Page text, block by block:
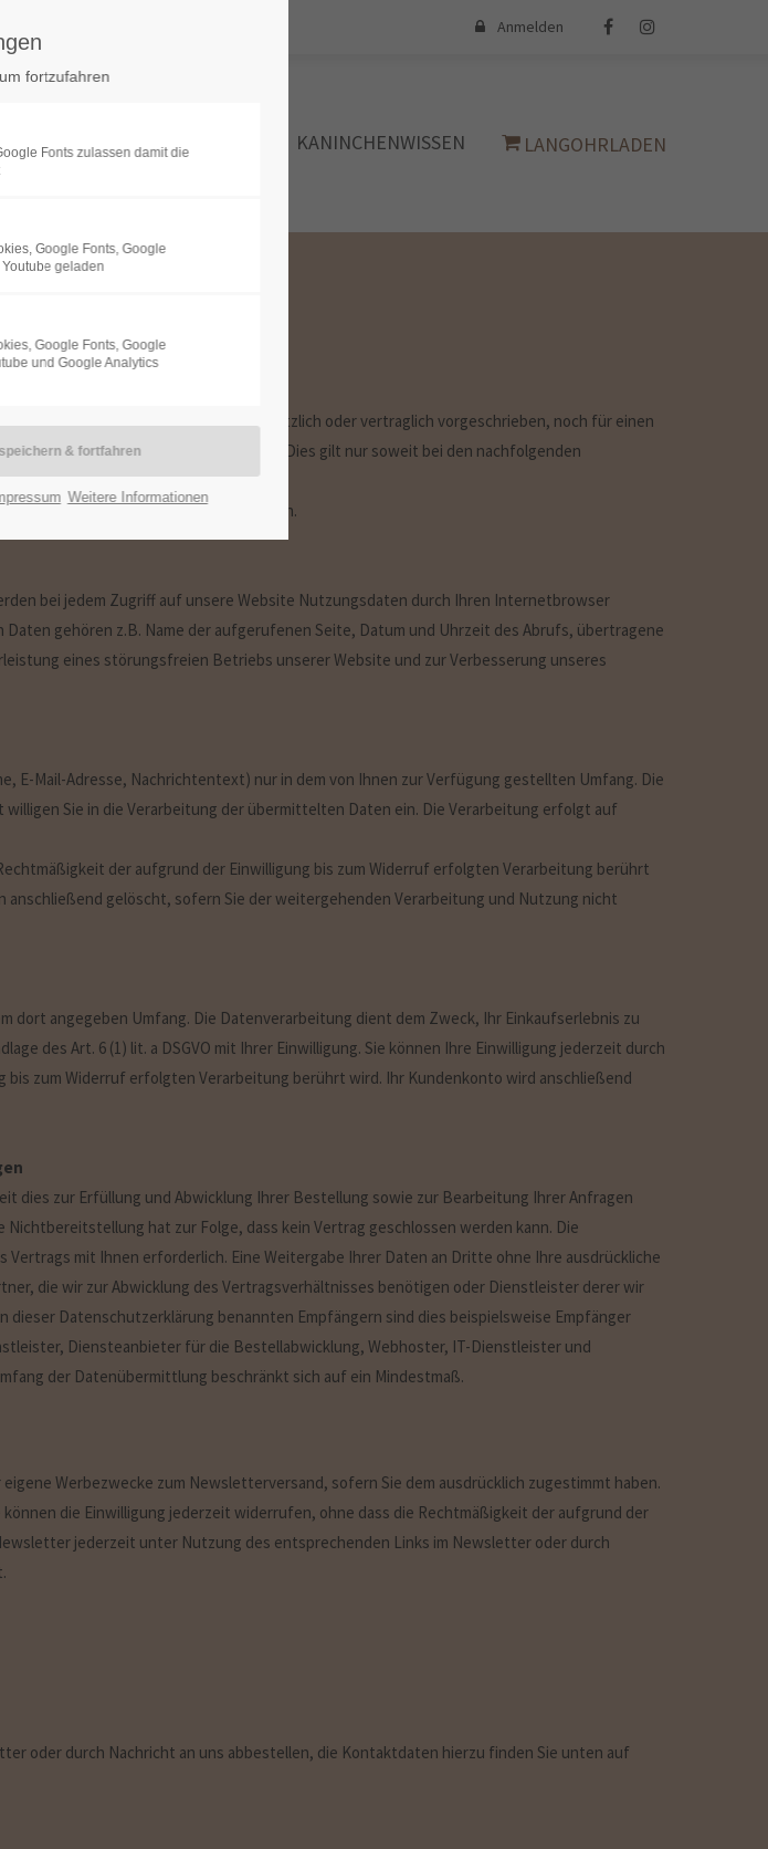
leider nicht.
Anmelden
LANGOHREN KANINCHENWISSEN LANGOHRLADEN
Daten weder gesetzlich oder vertraglich vorgeschrieben, noch für einen
Nichtbereitstellung hat keine Folgen. Dies gilt nur soweit bei den nachfolgenden
natürliche Person beziehen.
bei jedem Zugriff auf unsere Website Nutzungsdaten durch Ihren Internetbrowser
gehören z.B. Name der aufgerufenen Seite, Datum und Uhrzeit des Abrufs, übertragene
eines störungsfreien Betriebs unserer Website und zur Verbesserung unseres
E-Mail-Adresse, Nachrichtentext) nur in dem von Ihnen zur Verfügung gestellten Umfang. Die
Sie in die Verarbeitung der übermittelten Daten ein. Die Verarbeitung erfolgt auf
der aufgrund der Einwilligung bis zum Widerruf erfolgten Verarbeitung berührt
gelöscht, sofern Sie der weitergehenden Verarbeitung und Nutzung nicht
angegeben Umfang. Die Datenverarbeitung dient dem Zweck, Ihr Einkaufserlebnis zu
des Art. 6 (1) lit. a DSGVO mit Ihrer Einwilligung. Sie können Ihre Einwilligung jederzeit durch
zum Widerruf erfolgten Verarbeitung berührt wird. Ihr Kundenkonto wird anschließend
dies zur Erfüllung und Abwicklung Ihrer Bestellung sowie zur Bearbeitung Ihrer Anfragen
hat zur Folge, dass kein Vertrag geschlossen werden kann. Die
mit Ihnen erforderlich. Eine Weitergabe Ihrer Daten an Dritte ohne Ihre ausdrückliche
die wir zur Abwicklung des Vertragsverhältnisses benötigen oder Dienstleister derer wir
dieser Datenschutzerklärung benannten Empfängern sind dies beispielsweise Empfänger
Diensteanbieter für die Bestellabwicklung, Webhoster, IT-Dienstleister und
der Datenübermittlung beschränkt sich auf ein Mindestmaß.
Werbezwecke zum Newsletterversand, sofern Sie dem ausdrücklich zugestimmt haben.
die Einwilligung jederzeit widerrufen, ohne dass die Rechtmäßigkeit der aufgrund der
jederzeit unter Nutzung des entsprechenden Links im Newsletter oder durch
oder durch Nachricht an uns abbestellen, die Kontaktdaten hierzu finden Sie unten auf
fortzufahren
Fonts zulassen damit die
Google Fonts, Google
geladen
Google Fonts, Google
und Google Analytics
Weitere Informationen